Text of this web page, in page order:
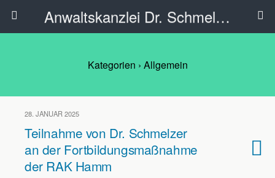
Anwaltskanzlei Dr. Schmelzer - Ahlen
Kategorien › Allgemein
28. JANUAR 2025
Teilnahme von Dr. Schmelzer
an der Fortbildungsmaßnahme
der RAK Hamm